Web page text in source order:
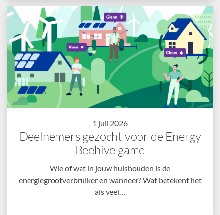
1 juli 2026
Deelnemers gezocht voor de Energy
Beehive game
Wie of wat in jouw huishouden is de
energiegrootverbruiker en wanneer? Wat betekent het
als veel…